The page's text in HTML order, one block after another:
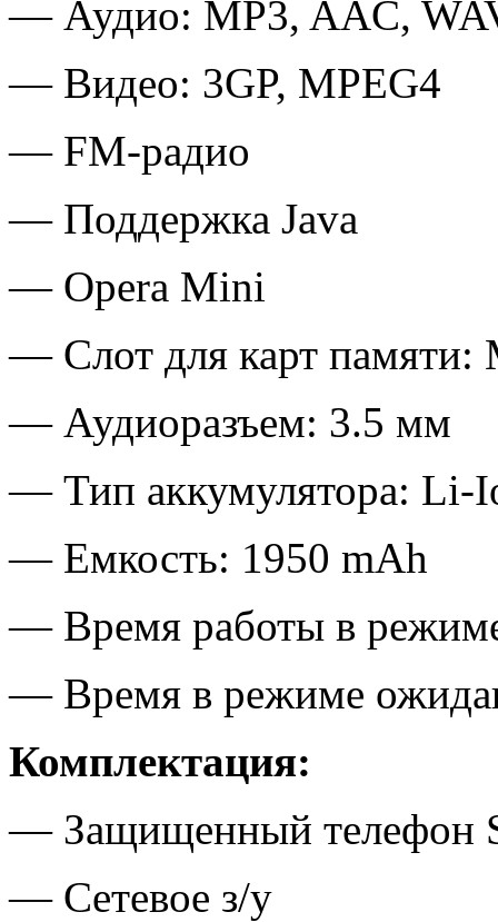
— Аудио: MP3, AAC,
— Видео: 3GP, MPEG4
— FM-радио
— Поддержка Java
— Opera Mini
— Слот для карт памяти:
— Аудиоразъем: 3.5 мм
— Тип аккумулятора: Li-
— Емкость: 1950 mAh
— Время работы в
— Время в режиме
Комплектация:
— Защищенный телефон
— Сетевое з/у